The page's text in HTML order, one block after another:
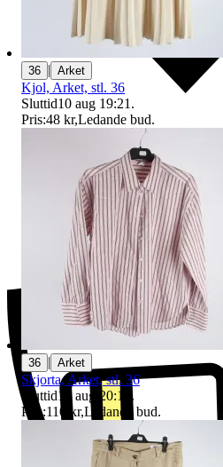
Ersättning om du inte får din vara
36 | Arket
Kjol, Arket, stl. 36
Sluttid10 aug 19:21 .
Pris:48 kr,Ledande bud.
36 | Arket
Skjorta, Arket, stl. 36
Sluttid10 aug 20:12
.
Pris:110 kr,Ledande bud.